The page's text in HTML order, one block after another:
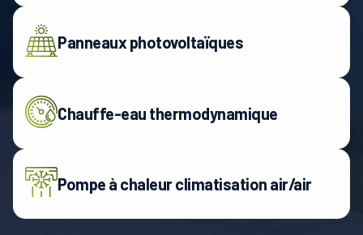
Panneaux photovoltaïques
Chauffe-eau thermodynamique
Pompe à chaleur climatisation air/air